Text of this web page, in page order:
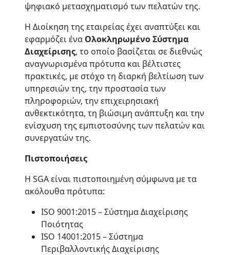
ψηφιακό μετασχηματισμό των πελατών της.
Η Διοίκηση της εταιρείας έχει αναπτύξει και
εφαρμόζει ένα Ολοκληρωμένο Σύστημα
Διαχείρισης, το οποίο βασίζεται σε διεθνώς
αναγνωρισμένα πρότυπα και βέλτιστες
πρακτικές, με στόχο τη διαρκή βελτίωση των
υπηρεσιών της, την προστασία των
πληροφοριών, την επιχειρησιακή
ανθεκτικότητα, τη βιώσιμη ανάπτυξη και την
ενίσχυση της εμπιστοσύνης των πελατών και
συνεργατών της.
Πιστοποιήσεις
Η SGA είναι πιστοποιημένη σύμφωνα με τα
ακόλουθα πρότυπα:
ISO 9001:2015 – Σύστημα Διαχείρισης
Ποιότητας
ISO 14001:2015 – Σύστημα
Περιβαλλοντικής Διαχείρισης